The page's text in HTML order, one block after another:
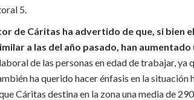
5.
de Cáritas ha advertido de que, si bien
a las del año pasado, han aumentado
de las personas en edad de trabajar, ya
ha querido hacer énfasis en la
Cáritas destina en la zona una media de